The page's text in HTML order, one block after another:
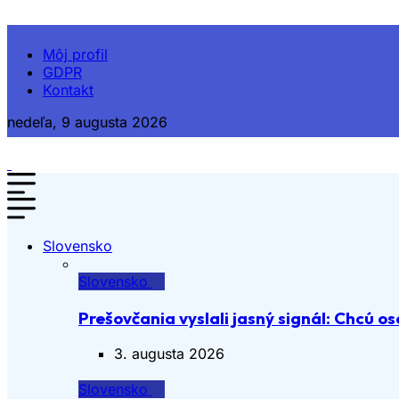
Môj profil
GDPR
Kontakt
nedeľa, 9 augusta 2026
Slovensko
Slovensko
Prešovčania vyslali jasný signál: Chcú
3. augusta 2026
Slovensko